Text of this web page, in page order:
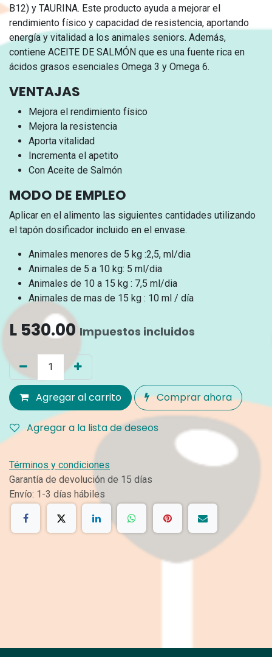
B12) y TAURINA. Este producto ayuda a mejorar el
rendimiento físico y capacidad de resistencia, aportando
energía y vitalidad a los animales seniors. Además,
contiene ACEITE DE SALMÓN que es una fuente rica en
ácidos grasos esenciales Omega 3 y Omega 6.
VENTAJAS
Mejora el rendimiento físico
Mejora la resistencia
Aporta vitalidad
Incrementa el apetito
Con Aceite de Salmón
MODO DE EMPLEO
Aplicar en el alimento las siguientes cantidades utilizando
el tapón dosificador incluido en el envase.
Animales menores de 5 kg :2,5, ml/dia
Animales de 5 a 10 kg: 5 ml/dia
Animales de 10 a 15 kg : 7,5 ml/dia
Animales de mas de 15 kg : 10 ml / día
L 530.00 Impuestos incluidos
Agregar al carrito Comprar ahora
Agregar a la lista de deseos
Términos y condiciones
Garantía de devolución de 15 días
Envío: 1-3 días hábiles